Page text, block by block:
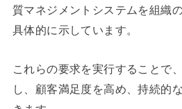
質マネジメントシステムを組織
具体的に示しています。
これらの要求を実行することで
し、顧客満足度を高め、持続的